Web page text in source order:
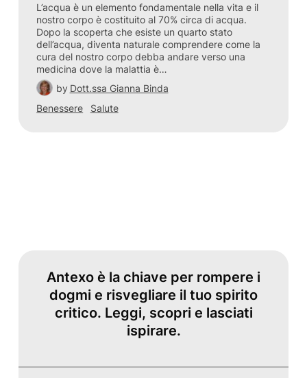
L’acqua è un elemento fondamentale nella vita e il
nostro corpo è costituito al 70% circa di acqua.
Dopo la scoperta che esiste un quarto stato
dell’acqua, diventa naturale comprendere come la
cura del nostro corpo debba andare verso una
medicina dove la malattia è…
by Dott.ssa Gianna Binda
Benessere
Salute
Antexo è la chiave per rompere i
dogmi e risvegliare il tuo spirito
critico. Leggi, scopri e lasciati
ispirare.